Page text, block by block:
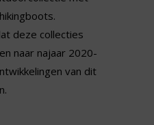
deze collecties
naar najaar 2020-
van dit